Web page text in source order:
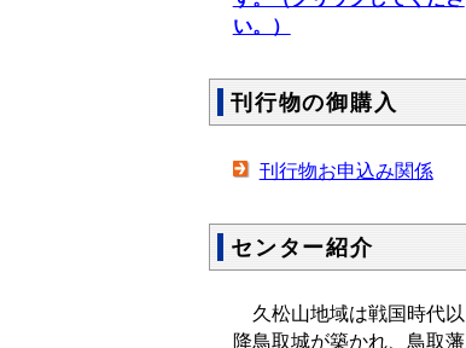
い。）
刊行物の御購入
刊行物お申込み関係
センター紹介
久松山地域は戦国時代以
降鳥取城が築かれ、鳥取藩